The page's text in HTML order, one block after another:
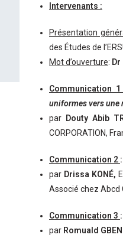
Intervenants :
Présentation
des Études de
Mot d’ouverture: Dr
Communication 1
uniformes vers une
par Douty Abib
CORPORATION,
Communication 2 :
par Drissa KONÉ,
Associé chez Abcd
Communication 3 :
par Romuald